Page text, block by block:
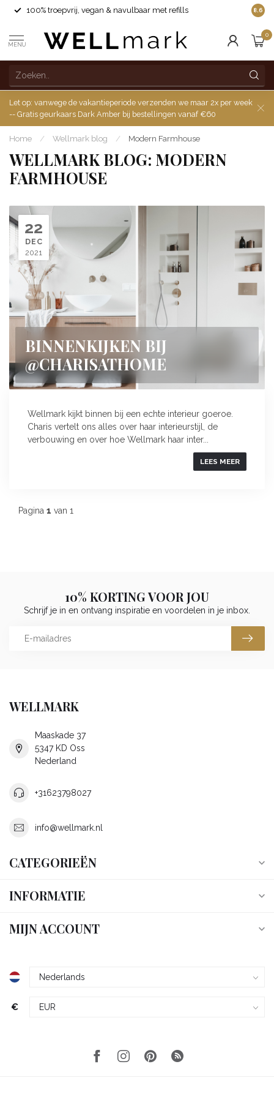
100% troepvrij, vegan & navulbaar met refills 8.6
MENU
0
Let op: vanwege de vakantieperiode verzenden we maar 2x per week
-- Gratis geurkaars Dark Amber bij bestellingen vanaf €60
Home / Wellmark blog / Modern Farmhouse
WELLMARK BLOG: MODERN
FARMHOUSE
22
DEC
2021
BINNENKIJKEN BIJ
@CHARISATHOME
Wellmark kijkt binnen bij een echte interieur goeroe.
Charis vertelt ons alles over haar interieurstijl, de
verbouwing en over hoe Wellmark haar inter...
LEES MEER
Pagina 1 van 1
10% KORTING VOOR JOU
Schrijf je in en ontvang inspiratie en voordelen in je inbox.
WELLMARK
Maaskade 37
5347 KD Oss
Nederland
+31623798027
info@wellmark.nl
CATEGORIEËN
INFORMATIE
MIJN ACCOUNT
€